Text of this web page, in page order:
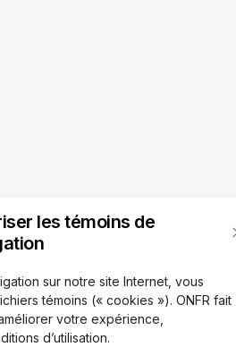
les témoins de
sur notre site Internet, vous
témoins (« cookies »). ONFR fait
votre expérience,
d’utilisation.